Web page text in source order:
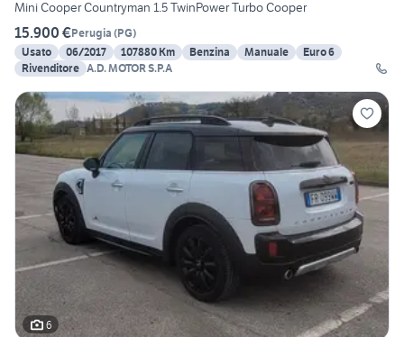
Mini Cooper Countryman 1.5 TwinPower Turbo Cooper
15.900 €Perugia (PG)
Usato
06/2017 107880 Km Benzina Manuale
Euro 6
Rivenditore A.D. MOTOR S.P.A
6